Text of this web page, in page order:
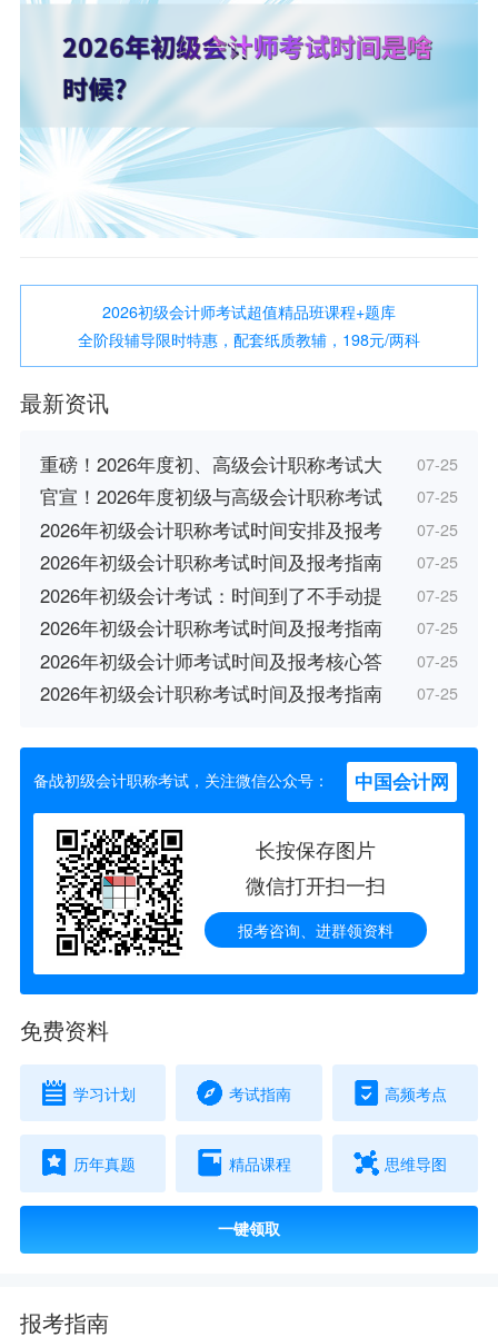
2026初级会计师考试超值精品班课程+题库
全阶段辅导限时特惠，配套纸质教辅，198元/两科
最新资讯
重磅！2026年度初、高级会计职称考试大 07-25
官宣！2026年度初级与高级会计职称考试 07-25
2026年初级会计职称考试时间安排及报考 07-25
2026年初级会计职称考试时间及报考指南 07-25
2026年初级会计考试：时间到了不手动提 07-25
2026年初级会计职称考试时间及报考指南 07-25
2026年初级会计师考试时间及报考核心答 07-25
2026年初级会计职称考试时间及报考指南 07-25
备战初级会计职称考试，关注微信公众号： 中国会计网
长按保存图片
微信打开扫一扫
报考咨询、进群领资料
免费资料
学习计划 考试指南 高频考点
历年真题 精品课程 思维导图
一键领取
报考指南